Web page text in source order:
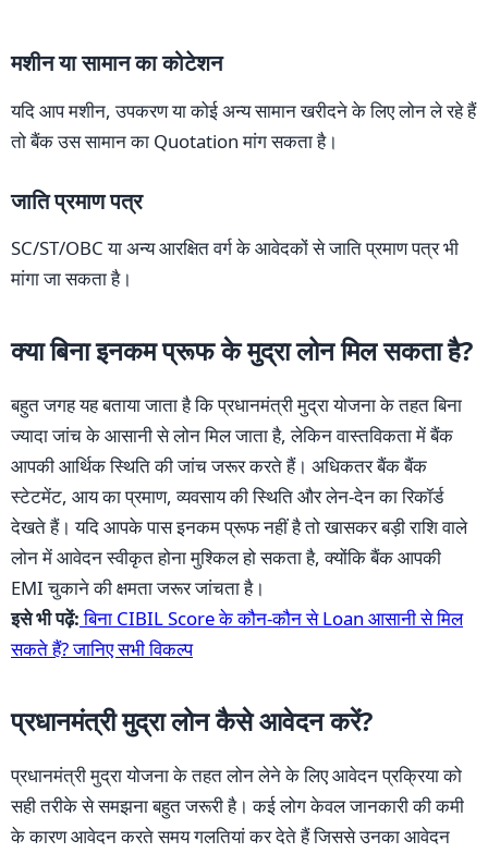
मशीन या सामान का कोटेशन
यदि आप मशीन, उपकरण या कोई अन्य सामान खरीदने के लिए लोन ले रहे हैं
तो बैंक उस सामान का Quotation मांग सकता है।
जाति प्रमाण पत्र
SC/ST/OBC या अन्य आरक्षित वर्ग के आवेदकों से जाति प्रमाण पत्र भी
मांगा जा सकता है।
क्या बिना इनकम प्रूफ के मुद्रा लोन मिल सकता है?
बहुत जगह यह बताया जाता है कि प्रधानमंत्री मुद्रा योजना के तहत बिना
ज्यादा जांच के आसानी से लोन मिल जाता है, लेकिन वास्तविकता में बैंक
आपकी आर्थिक स्थिति की जांच जरूर करते हैं। अधिकतर बैंक बैंक
स्टेटमेंट, आय का प्रमाण, व्यवसाय की स्थिति और लेन-देन का रिकॉर्ड
देखते हैं। यदि आपके पास इनकम प्रूफ नहीं है तो खासकर बड़ी राशि वाले
लोन में आवेदन स्वीकृत होना मुश्किल हो सकता है, क्योंकि बैंक आपकी
EMI चुकाने की क्षमता जरूर जांचता है।
इसे भी पढ़ें:बिना CIBIL Score के कौन-कौन से Loan आसानी से मिल
सकते हैं? जानिए सभी विकल्प
प्रधानमंत्री मुद्रा लोन कैसे आवेदन करें?
प्रधानमंत्री मुद्रा योजना के तहत लोन लेने के लिए आवेदन प्रक्रिया को
सही तरीके से समझना बहुत जरूरी है। कई लोग केवल जानकारी की कमी
के कारण आवेदन करते समय गलतियां कर देते हैं जिससे उनका आवेदन